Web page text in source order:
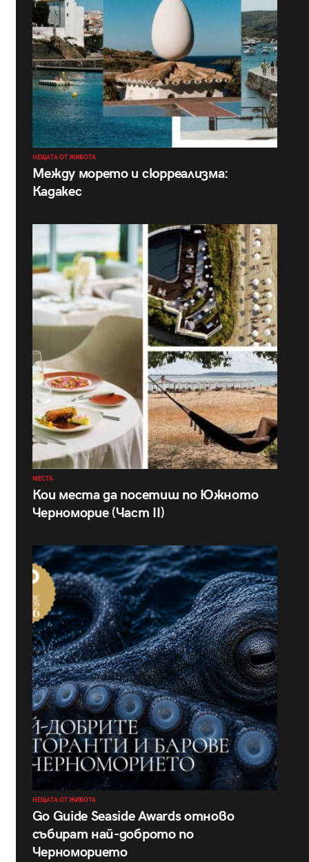
НЕЩАТА ОТ ЖИВОТА
Между морето и сюрреализма:
Кадакес
МЕСТА
Кои места да посетиш по Южното
Черноморие (Част II)
НЕЩАТА ОТ ЖИВОТА
Go Guide Seaside Awards отново
събират най-доброто по
Черноморието